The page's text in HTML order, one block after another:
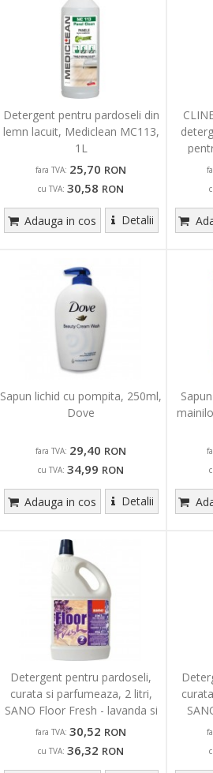
Detergent pentru pardoseli din
lemn lacuit, Mediclean MC113,
1L
fara TVA: 25,70 RON
cu TVA: 30,58 RON
Adauga in cos Detalii
Sapun lichid cu pompita, 250ml,
Dove
fara TVA: 29,40 RON
cu TVA: 34,99 RON
Adauga in cos Detalii
Detergent pentru pardoseli,
curata si parfumeaza, 2 litri,
SANO Floor Fresh - lavanda si
liliac
fara TVA: 30,52 RON
cu TVA: 36,32 RON